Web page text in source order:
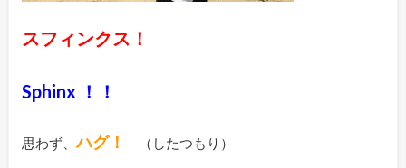
スフィンクス！
Sphinx ！！
思わず、ハグ！ （したつもり）